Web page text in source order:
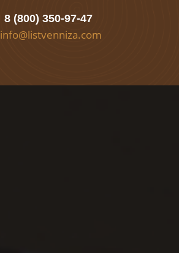
8 (800) 350-97-47
info@listvenniza.com